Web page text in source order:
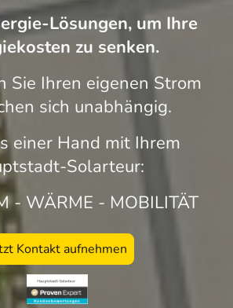
Lösungen, um Ihre
zu senken.
Sie Ihren eigenen Strom
sich unabhängig.
einer Hand mit Ihrem
Solarteur:
- WÄRME - MOBILITÄT
Kontakt aufnehmen